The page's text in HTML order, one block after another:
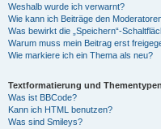
Weshalb wurde ich verwarnt?
Wie kann ich Beiträge den
Was bewirkt die „Speichern“-
Warum muss mein Beitrag erst
Wie markiere ich ein Thema als neu?
Textformatierung und Thementypen
Was ist BBCode?
Kann ich HTML benutzen?
Was sind Smileys?